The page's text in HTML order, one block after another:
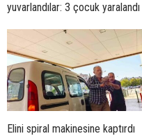
yuvarlandılar: 3 çocuk yaralandı
Elini spiral makinesine kaptırdı